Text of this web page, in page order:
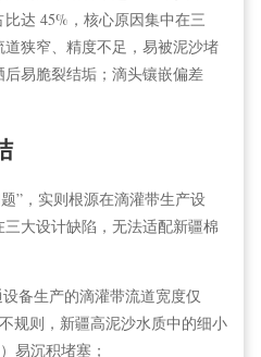
达 45%，核心原因集中在三
狭窄、精度不足，易被泥沙堵
易脆裂结垢；滴头镶嵌偏差
”，实则根源在滴灌带生产设
大设计缺陷，无法适配新疆棉
备生产的滴灌带流道宽度仅
规则，新疆高泥沙水质中的细小
易沉积堵塞；